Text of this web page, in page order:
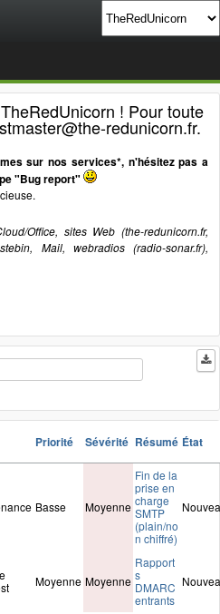
! Pour toute
redunicorn.fr.
sur nos services*, n'hésitez pas a
"Bug report"
Office, sites Web (the-redunicorn.fr,
Mail, webradios (radio-sonar.fr),
Priorité Sévérité Résumé État
Basse Moyenne
Fin de la
prise en
charge
SMTP
(plain/no
n chiffré)
Moyenne Moyenne
Rapport
s
DMARC
entrants